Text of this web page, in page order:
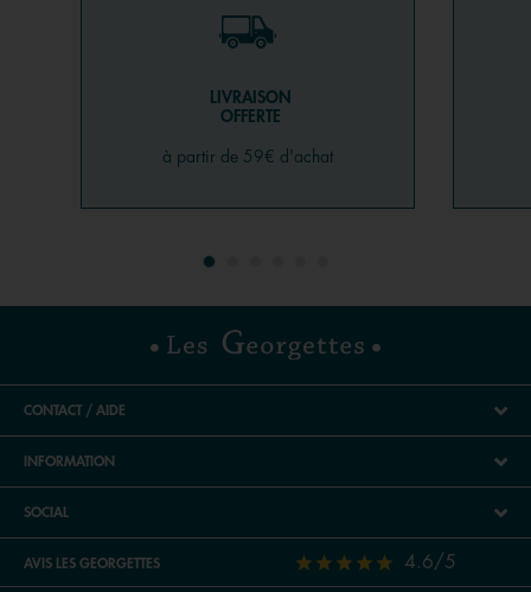
LIVRAISON
OFFERTE
à partir de 59€ d'achat
CONTACT / AIDE
INFORMATION
SOCIAL
AVIS LES GEORGETTES 4.6/5